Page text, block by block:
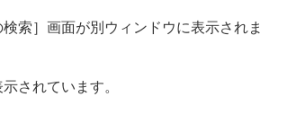
索］画面が別ウィンドウに表示されま
されています。